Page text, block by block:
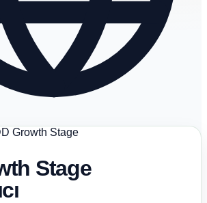
Growth Stage
Stage